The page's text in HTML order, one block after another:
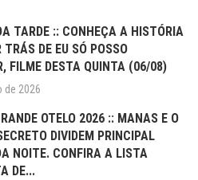
TARDE :: CONHEÇA A HISTÓRIA
TRÁS DE EU SÓ POSSO
FILME DESTA QUINTA (06/08)
de 2026
OTELO 2026 :: MANAS E O
DIVIDEM PRINCIPAL
NOITE. CONFIRA A LISTA
DE...